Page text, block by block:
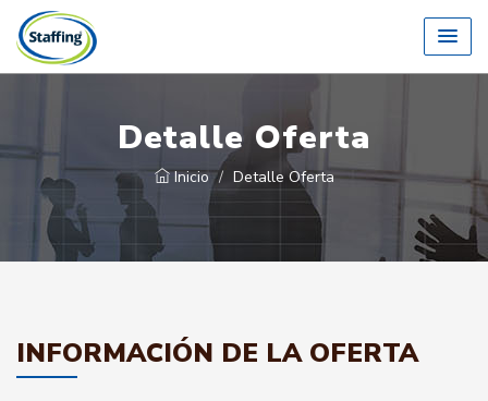
Detalle Oferta
Inicio Detalle Oferta
INFORMACIÓN DE LA OFERTA